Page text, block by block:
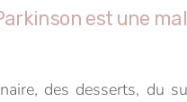
est une
des desserts, du